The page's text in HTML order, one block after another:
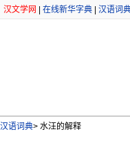
汉文学网 在线新华字典 汉语词
汉语词典> 水汪的解释